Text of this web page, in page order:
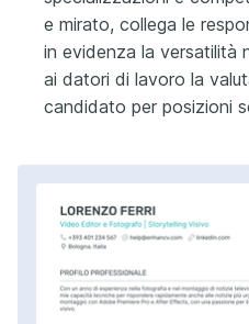
e mirato, collega le
in evidenza la versatilità
ai datori di lavoro la
candidato per posizioni